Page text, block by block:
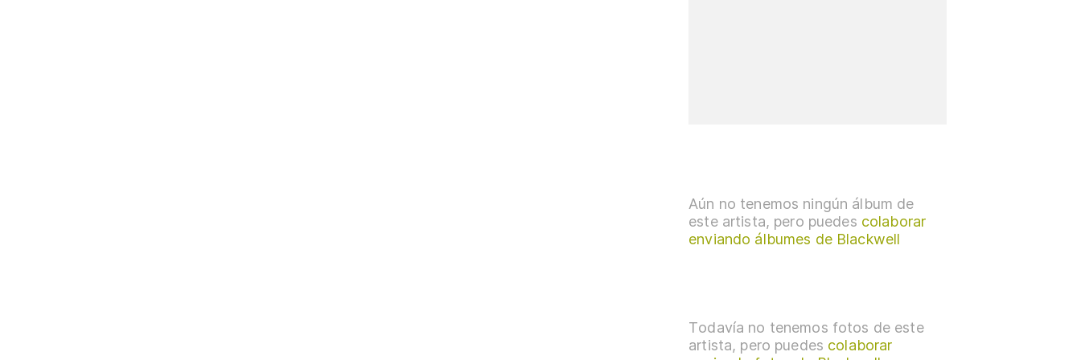
Aún no tenemos ningún álbum de
este artista, pero puedes colaborar
enviando álbumes de Blackwell
Todavía no tenemos fotos de este
artista, pero puedes colaborar